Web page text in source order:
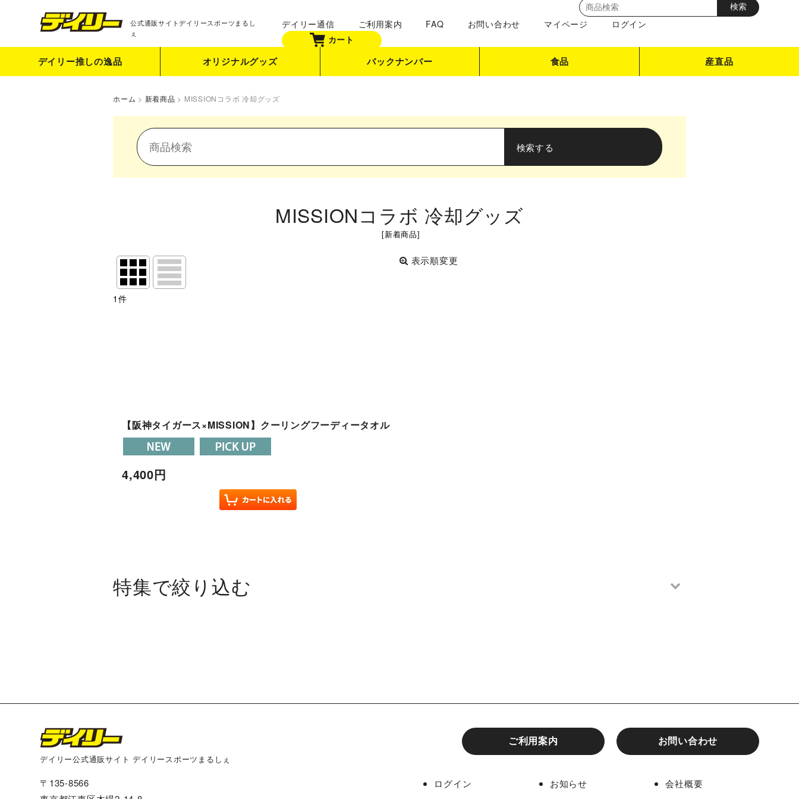
公式通販サイトデイリースポーツまるし
ぇ
デイリー通信 ご利用案内 FAQ お問い合わせ マイページ
ログイン
カート
デイリー推しの逸品 オリジナルグッズ バックナンバー 食品 産直品
ホーム > 新着商品 > MISSIONコラボ 冷却グッズ
MISSIONコラボ 冷却グッズ
[新着商品]
表示順変更
表示数
1 件
【阪神タイガース×MISSION】クーリングフーディータオル
4,400円
特集で絞り込む
デイリー公式通販サイト デイリースポーツまるしぇ
〒135-8566
ご利用案内 お問い合わせ
ログイン
お知らせ
会社概要